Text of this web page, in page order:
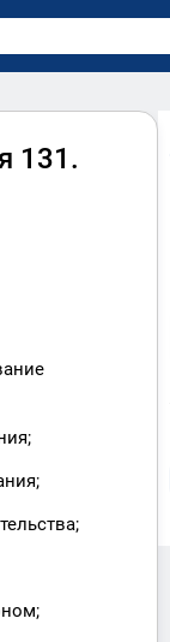
131.